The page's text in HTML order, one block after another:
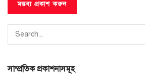
সাম্প্রতিক প্রকাশনাসমূহ